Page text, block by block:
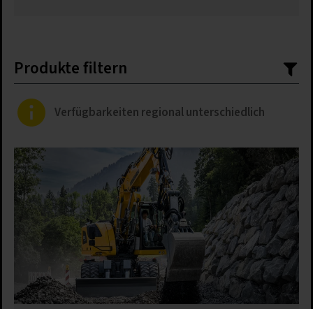
Produkte filtern
Verfügbarkeiten regional unterschiedlich